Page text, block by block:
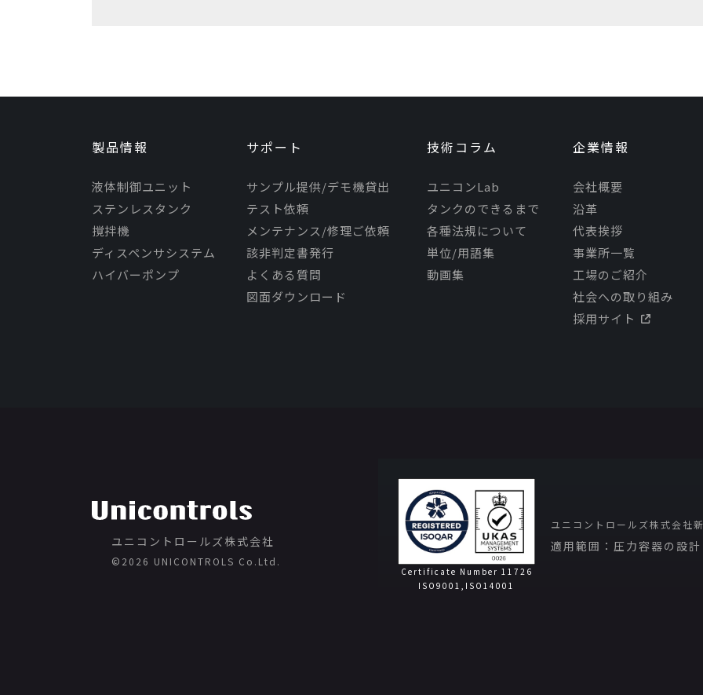
製品情報
液体制御ユニット
ステンレスタンク
撹拌機
ディスペンサシステム
ハイバーポンプ
サポート
サンプル提供/デモ機貸出
テスト依頼
メンテナンス/修理ご依頼
該非判定書発行
よくある質問
図面ダウンロード
技術コラム
ユニコンLab
タンクのできるまで
各種法規について
単位/用語集
動画集
企業情報
会社概要
沿革
代表挨拶
事業所一覧
工場のご紹介
社会への取り組み
採用サイト
ユニコントロールズ株式会社
©️2026 UNICONTROLS Co.Ltd.
Certificate Number 11726
ISO9001,ISO14001
ユニコントロールズ株式会社
適用範囲：圧力容器の設